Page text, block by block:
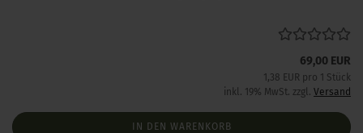
69,00 EUR
1,38 EUR pro 1 Stück
inkl. 19% MwSt. zzgl. Versand
IN DEN WARENKORB